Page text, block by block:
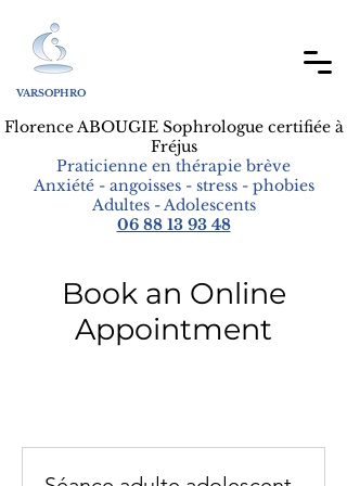
Florence ABOUGIE Sophrologue certifiée à
Fréjus
Praticienne en thérapie brève
Anxiété - angoisses - stress - phobies
Adultes - Adolescents
06 88 13 93 48
VARSOPHRO
Book an Online
Appointment